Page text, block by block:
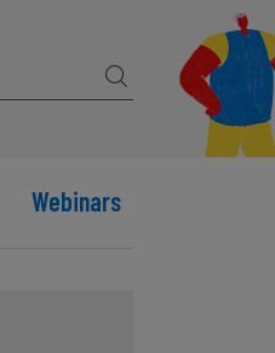
Webinars